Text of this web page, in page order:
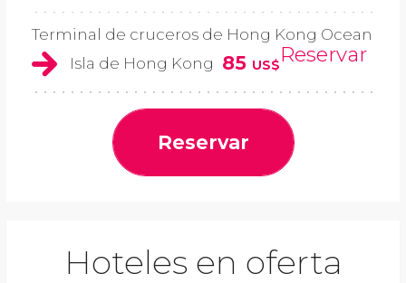
Terminal de cruceros de Hong Kong Ocean
Isla de Hong Kong 85 US$Reservar
Reservar
Hoteles en oferta